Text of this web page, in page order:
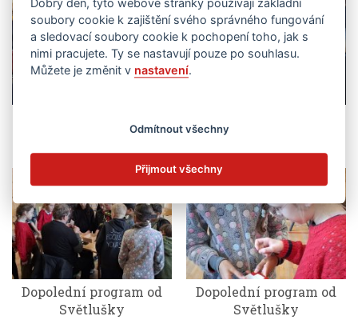
Dopolední program od
Světlušky
Dopolední program od
Světlušky
Dobrý den, tyto webové stránky používají základní
soubory cookie k zajištění svého správného fungování
a sledovací soubory cookie k pochopení toho, jak s
nimi pracujete. Ty se nastavují pouze po souhlasu.
Můžete je změnit v nastavení.
Odmítnout všechny
Přijmout všechny